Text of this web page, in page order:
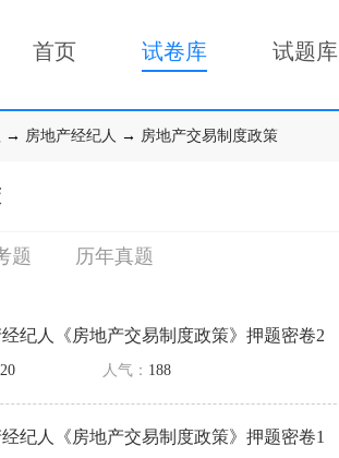
首页 试卷库 试题库
→ 房地产经纪人 → 房地产交易制度政策
题 历年真题
经纪人《房地产交易制度政策》押题密卷2
人气： 188
纪人《房地产交易制度政策》押题密卷1